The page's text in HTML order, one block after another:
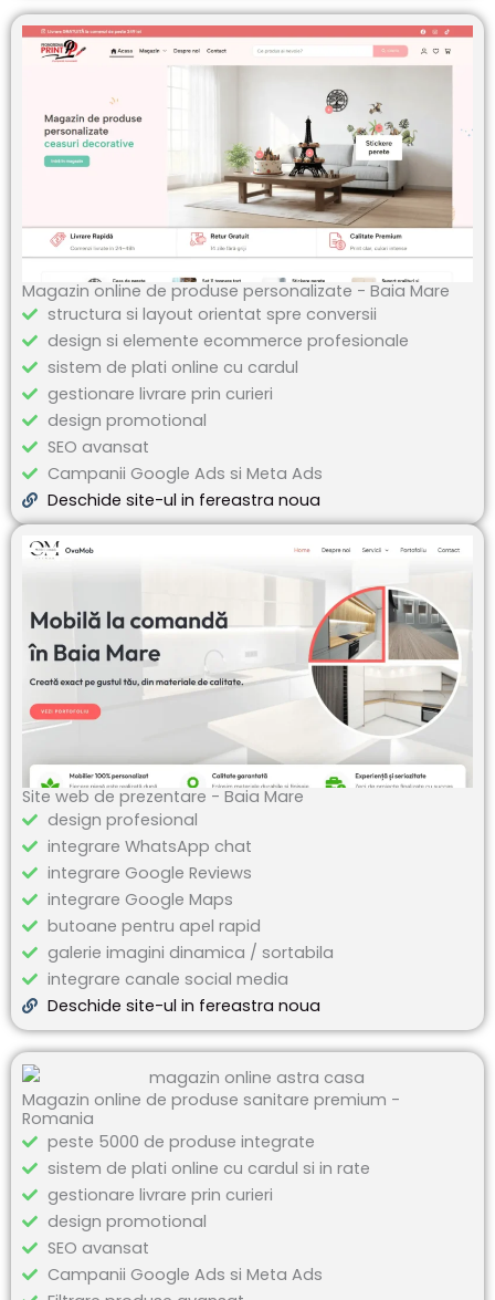
Magazin online de produse personalizate - Baia Mare
structura si layout orientat spre conversii
design si elemente ecommerce profesionale
sistem de plati online cu cardul
gestionare livrare prin curieri
design promotional
SEO avansat
Campanii Google Ads si Meta Ads
Deschide site-ul in fereastra noua
Site web de prezentare - Baia Mare
design profesional
integrare WhatsApp chat
integrare Google Reviews
integrare Google Maps
butoane pentru apel rapid
galerie imagini dinamica / sortabila
integrare canale social media
Deschide site-ul in fereastra noua
Magazin online de produse sanitare premium -
Romania
peste 5000 de produse integrate
sistem de plati online cu cardul si in rate
gestionare livrare prin curieri
design promotional
SEO avansat
Campanii Google Ads si Meta Ads